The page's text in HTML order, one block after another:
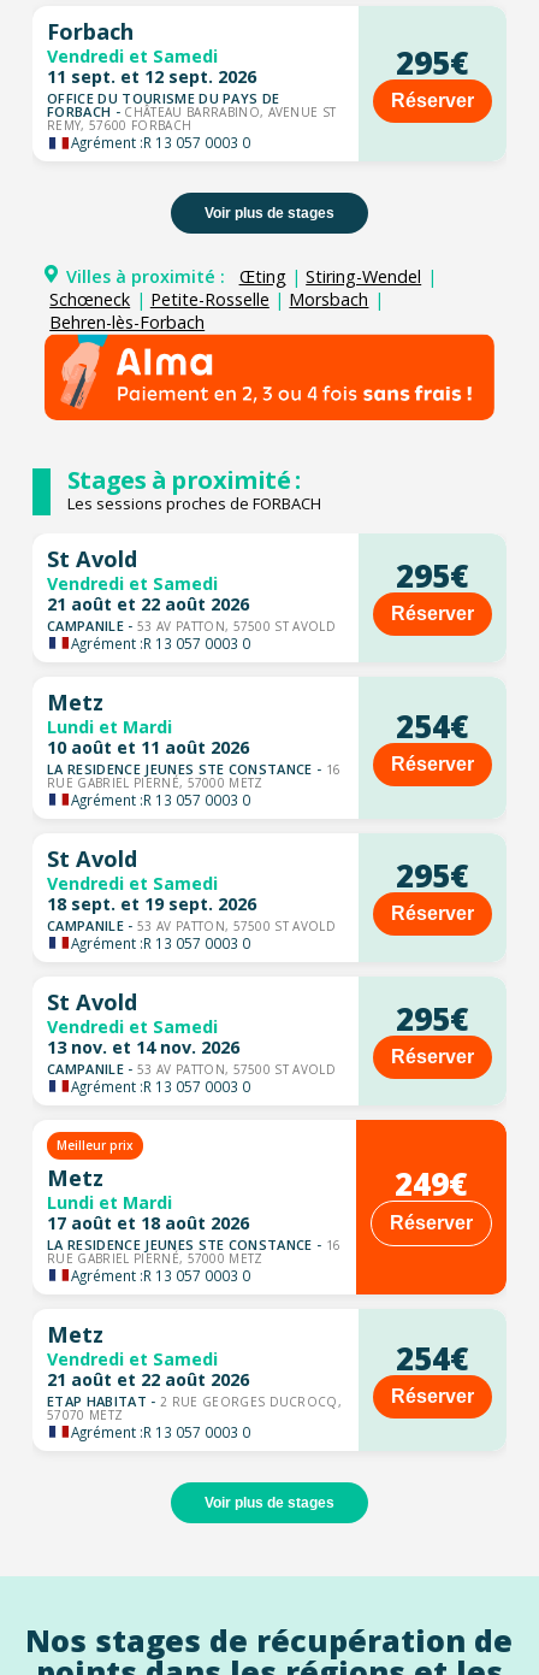
Forbach
Vendredi et Samedi
11 sept. et 12 sept. 2026
OFFICE DU TOURISME DU PAYS DE
FORBACH - CHÂTEAU BARRABINO, AVENUE ST
REMY, 57600 FORBACH
Agrément :R 13 057 0003 0
295€
Réserver
Voir plus de stages
Villes à proximité : Œting | Stiring-Wendel |
Schœneck | Petite-Rosselle | Morsbach |
Behren-lès-Forbach
Stages à proximité :
Les sessions proches de FORBACH
St Avold
Vendredi et Samedi
21 août et 22 août 2026
CAMPANILE - 53 AV PATTON, 57500 ST AVOLD
Agrément :R 13 057 0003 0
295€
Réserver
Metz
Lundi et Mardi
10 août et 11 août 2026
LA RESIDENCE JEUNES STE CONSTANCE - 16
RUE GABRIEL PIERNÉ, 57000 METZ
Agrément :R 13 057 0003 0
254€
Réserver
St Avold
Vendredi et Samedi
18 sept. et 19 sept. 2026
CAMPANILE - 53 AV PATTON, 57500 ST AVOLD
Agrément :R 13 057 0003 0
295€
Réserver
St Avold
Vendredi et Samedi
13 nov. et 14 nov. 2026
CAMPANILE - 53 AV PATTON, 57500 ST AVOLD
Agrément :R 13 057 0003 0
295€
Réserver
Meilleur prix
Metz
Lundi et Mardi
17 août et 18 août 2026
LA RESIDENCE JEUNES STE CONSTANCE - 16
RUE GABRIEL PIERNÉ, 57000 METZ
Agrément :R 13 057 0003 0
249€
Réserver
Metz
Vendredi et Samedi
21 août et 22 août 2026
ETAP HABITAT - 2 RUE GEORGES DUCROCQ,
57070 METZ
Agrément :R 13 057 0003 0
254€
Réserver
Voir plus de stages
Nos stages de récupération de